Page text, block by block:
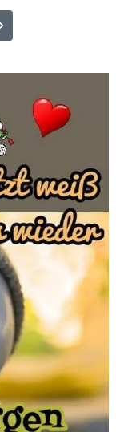
Code